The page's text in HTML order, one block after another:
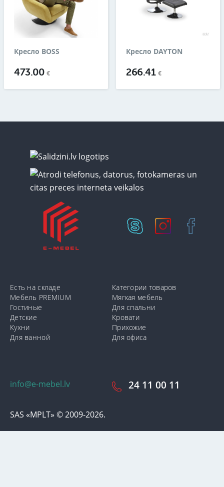
Кресло BOSS
473.00€
Кресло DAYTON
266.41€
info@e-mebel.lv
SAS «MPLT» © 2009-2026.
24 11 00 11
Есть на складе
Категории товаров
Мебель PREMIUM
Мягкая мебель
Гостиные
Для спальни
Детские
Кровати
Кухни
Прихожие
Для ванной
Для офиса